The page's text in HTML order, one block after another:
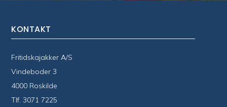
KONTAKT
Fritidskajakker A/S
Vindeboder 3
4000 Roskilde
Tlf.3071 7225